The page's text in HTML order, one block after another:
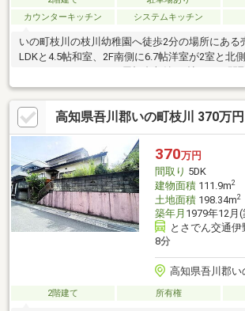
カウンターキッチン
システムキッチン
いの町枝川の枝川幼稚園へ徒歩2分の場所にある
LDKと4.5帖和室、2F南側に6.7帖洋室が2室と北側
クローゼット、さらに屋根裏収納7.5帖のある間
高知県吾川郡いの町枝川 370万
370万円
間取り 5DK
建物面積111.9m2
土地面積198.34m2
築年月 1979年12月
とさでん交通
8分
高知県吾川郡い
2階建て 所有権